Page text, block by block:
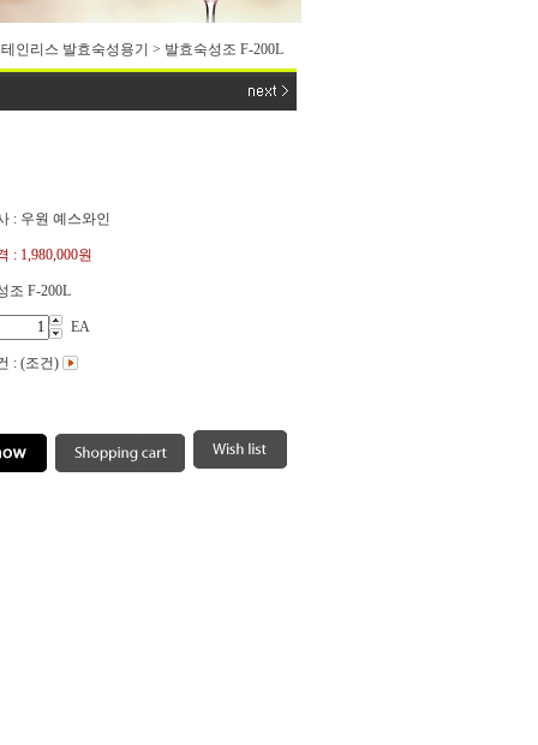
인리스 발효숙성용기 > 발효숙성조 F-200L
: 우원 예스와인
: 1,980,000원
조 F-200L
EA
: (조건)